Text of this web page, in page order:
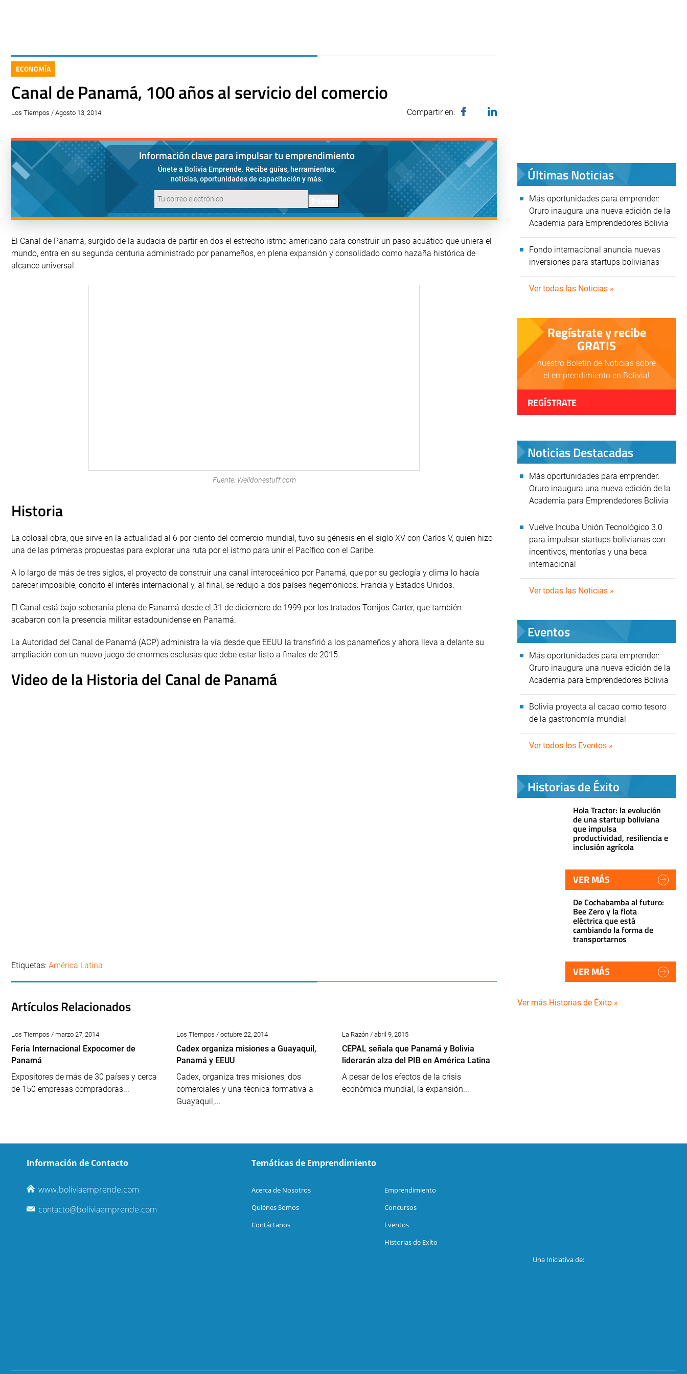
ECONOMÍA
Canal de Panamá, 100 años al servicio del comercio
Los Tiempos / Agosto 13, 2014 Compartir en:
Información clave para impulsar tu emprendimiento
Únete a Bolivia Emprende. Recibe guías, herramientas,
noticias, oportunidades de capacitación y más.
El Canal de Panamá, surgido de la audacia de partir en dos el estrecho istmo americano para construir un paso acuático que uniera el
mundo, entra en su segunda centuria administrado por panameños, en plena expansión y consolidado como hazaña histórica de
alcance universal.
Fuente: Welldonestuff.com
Historia
La colosal obra, que sirve en la actualidad al 6 por ciento del comercio mundial, tuvo su génesis en el siglo XV con Carlos V, quien hizo
una de las primeras propuestas para explorar una ruta por el istmo para unir el Pacífico con el Caribe.
A lo largo de más de tres siglos, el proyecto de construir una canal interoceánico por Panamá, que por su geología y clima lo hacía
parecer imposible, concitó el interés internacional y, al final, se redujo a dos países hegemónicos: Francia y Estados Unidos.
El Canal está bajo soberanía plena de Panamá desde el 31 de diciembre de 1999 por los tratados Torrijos-Carter, que también
acabaron con la presencia militar estadounidense en Panamá.
La Autoridad del Canal de Panamá (ACP) administra la vía desde que EEUU la transfirió a los panameños y ahora lleva a delante su
ampliación con un nuevo juego de enormes esclusas que debe estar listo a finales de 2015.
Video de la Historia del Canal de Panamá
Etiquetas: América Latina
Artículos Relacionados
Los Tiempos / marzo 27, 2014
Feria Internacional Expocomer de
Panamá
Expositores de más de 30 países y cerca
de 150 empresas compradoras...
Los TIempos / octubre 22, 2014
Cadex organiza misiones a Guayaquil,
Panamá y EEUU
Cadex, organiza tres misiones, dos
comerciales y una técnica formativa a
Guayaquil,...
La Razón / abril 9, 2015
CEPAL señala que Panamá y Bolivia
liderarán alza del PIB en América Latina
A pesar de los efectos de la crisis
económica mundial, la expansión...
Últimas Noticias
Más oportunidades para emprender:
Oruro inaugura una nueva edición de la
Academia para Emprendedores Bolivia
Fondo internacional anuncia nuevas
inversiones para startups bolivianas
Ver todas las Noticias »
Regístrate y recibe
GRATIS
nuestro Boletín de Noticias sobre
el emprendimiento en Bolivia!
REGÍSTRATE
Noticias Destacadas
Más oportunidades para emprender:
Oruro inaugura una nueva edición de la
Academia para Emprendedores Bolivia
Vuelve Incuba Unión Tecnológico 3.0
para impulsar startups bolivianas con
incentivos, mentorías y una beca
internacional
Ver todas las Noticias »
Eventos
Más oportunidades para emprender:
Oruro inaugura una nueva edición de la
Academia para Emprendedores Bolivia
Bolivia proyecta al cacao como tesoro
de la gastronomía mundial
Ver todos los Eventos »
Historias de Éxito
Hola Tractor: la evolución
de una startup boliviana
que impulsa
productividad, resiliencia e
inclusión agrícola
VER MÁS
De Cochabamba al futuro:
Bee Zero y la flota
eléctrica que está
cambiando la forma de
transportarnos
VER MÁS
Ver más Historias de Éxito »
Información de Contacto
www.boliviaemprende.com
contacto@boliviaemprende.com
Temáticas de Emprendimiento
Acerca de Nosotros
Quiénes Somos
Contáctanos
Emprendimiento
Concursos
Eventos
Historias de Exíto
Una Iniciativa de: